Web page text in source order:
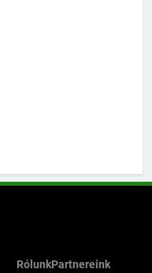
RólunkPartnereink